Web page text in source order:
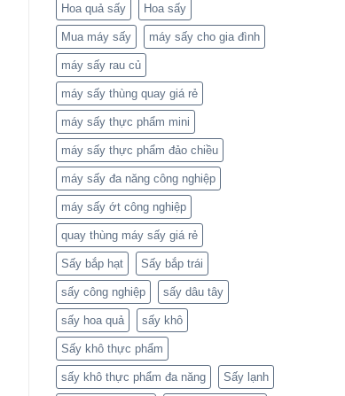
Hoa quả sấy Hoa sấy
Mua máy sấy máy sấy cho gia đình
máy sấy rau củ
máy sấy thùng quay giá rẻ
máy sấy thực phẩm mini
máy sấy thực phẩm đảo chiều
máy sấy đa năng công nghiệp
máy sấy ớt công nghiệp
quay thùng máy sấy giá rẻ
Sấy bắp hạt Sấy bắp trái
sấy công nghiệp sấy dâu tây
sấy hoa quả sấy khô
Sấy khô thực phẩm
sấy khô thực phẩm đa năng Sấy lạnh